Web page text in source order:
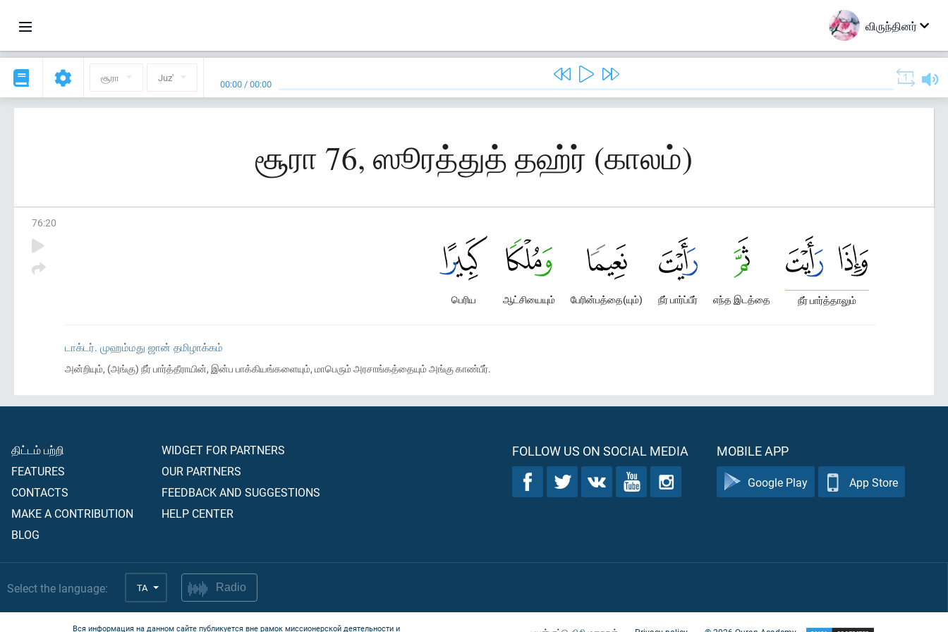
விருந்தினர்
சூரா Juz' 00:00 /00:00
சூரா 76, ஸூரத்துத் தஹ்ர் (காலம்)
76:20
நீர் பார்த்தாலும்
எந்த இடத்தை
நீர் பார்ப்பீர்
பேரின்பத்தை(யும்)
ஆட்சியையும்
பெரிய
டாக்டர். முஹம்மது ஜான் தமிழாக்கம்
அன்றியும், (அங்கு) நீர் பார்த்தீராயின், இன்ப பாக்கியங்களையும், மாபெரும் அரசாங்கத்தையும் அங்கு காண்பீர்.
திட்டம் பற்றி
FEATURES
CONTACTS
MAKE A CONTRIBUTION
BLOG
WIDGET FOR PARTNERS
OUR PARTNERS
FEEDBACK AND SUGGESTIONS
HELP CENTER
FOLLOW US ON SOCIAL MEDIA MOBILE APP
Google Play App Store
Select the language: TA Radio
Вся информация на данном сайте публикуется вне рамок миссионерской деятельности и